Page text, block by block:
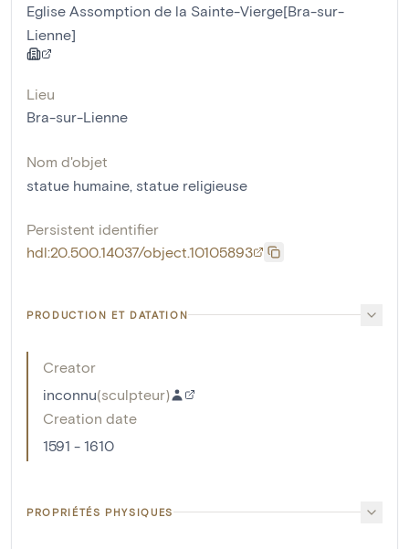
Eglise Assomption de la Sainte-Vierge[Bra-sur-
Lienne]
Lieu
Bra-sur-Lienne
Nom d'objet
statue humaine statue religieuse
Persistent identifier
hdl:20.500.14037/object.10105893
PRODUCTION ET DATATION
Creator
inconnu(sculpteur)
Creation date
1591 - 1610
PROPRIÉTÉS PHYSIQUES